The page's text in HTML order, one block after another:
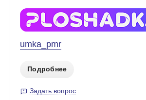
umka_pmr
Подробнее
Задать вопрос